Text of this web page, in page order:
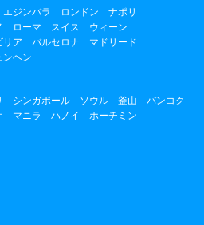
エジンバラ ロンドン
ナポリ
ローマ スイス
ウィーン
リア バルセロナ
マドリード
ンヘン
シンガポール ソウル 釜山
バンコク
マニラ ハノイ
ホーチミン